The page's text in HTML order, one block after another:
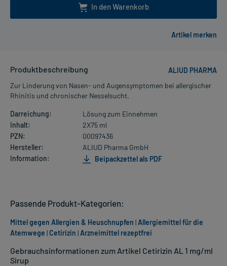
In den Warenkorb
Produktbeschreibung
ALIUD PHARMA
Zur Linderung von Nasen- und Augensymptomen bei allergischer
Rhinitis und chronischer Nesselsucht.
Darreichung:
Lösung zum Einnehmen
Inhalt:
2X75 ml
PZN:
00097436
Hersteller:
ALIUD Pharma GmbH
Information:
Beipackzettel als PDF
Gebrauchsinformationen zum Artikel Cetirizin AL 1 mg/ml
Sirup
Passende Produkt-Kategorien:
Mittel gegen Allergien & Heuschnupfen |Allergiemittel für die
Atemwege |Cetirizin |Arzneimittel rezeptfrei